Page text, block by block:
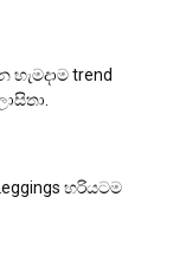
trend
හරියටම